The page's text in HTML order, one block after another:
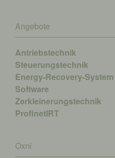
Angebote
Antriebstechnik
Steuerungstechnik
Energy-Recovery-System
Software
Zerkleinerungstechnik
ProfinetIRT
Oxni